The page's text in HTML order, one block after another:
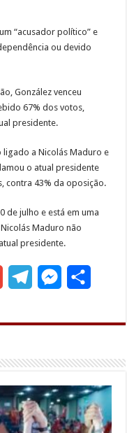
“acusador político” e
ou devido
González venceu
67% dos votos,
presidente.
ligado a Nicolás Maduro e
o atual presidente
contra 43% da oposição.
de julho e está em uma
Maduro não
presidente.
a
l
l
g
r
a
M
s
e
n
g
a
e